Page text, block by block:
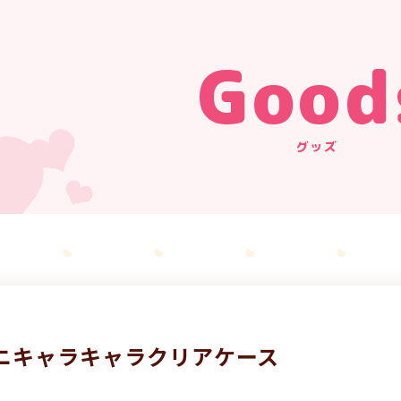
グッズ
キャラキャラクリアケース